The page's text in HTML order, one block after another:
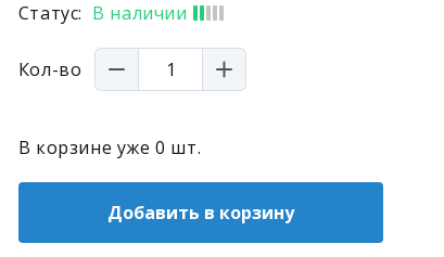
Статус: В наличии
Кол-во
В корзине уже0 шт.
Добавить в корзину